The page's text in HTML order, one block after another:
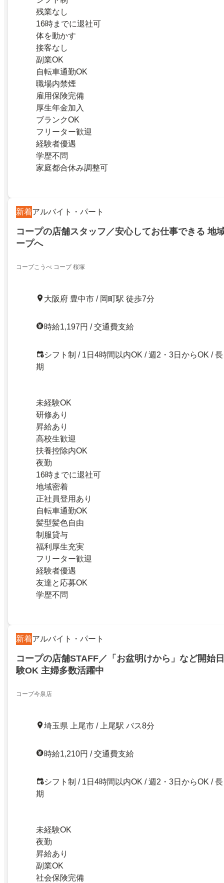
残業なし
16時までに退社可
体を動かす
接客なし
副業OK
自転車通勤OK
職場内禁煙
雇用保険完備
厚生年金加入
ブランクOK
フリーター歓迎
経験者優遇
学歴不問
家庭都合休み調整可
新着アルバイト・パート
コープの店舗スタッフ／安心してお仕事できる 地
ープへ
コープこうべ コープ 桜塚
大阪府 豊中市 / 岡町駅 徒歩7分
時給1,197円 / 交通費支給
シフト制 / 1日4時間以内OK / 週2・3日からOK / 長
期
未経験OK
研修あり
昇給あり
高校生歓迎
扶養控除内OK
夜勤
16時までに退社可
地域密着
正社員登用あり
自転車通勤OK
髪型髪色自由
制服貸与
福利厚生充実
フリーター歓迎
経験者優遇
友達と応募OK
学歴不問
新着アルバイト・パート
コープの店舗STAFF／「お盆明けから」など開始
験OK 主婦多数活躍中
コープ今泉店
埼玉県 上尾市 / 上尾駅 バス8分
時給1,210円 / 交通費支給
シフト制 / 1日4時間以内OK / 週2・3日からOK / 長
期
未経験OK
夜勤
昇給あり
副業OK
社会保険完備